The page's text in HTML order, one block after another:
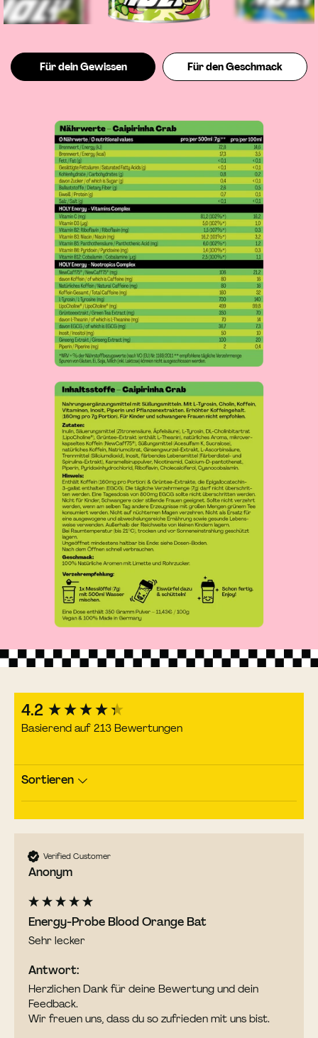
Für dein Gewissen Für den Geschmack
4.2
Basierend auf 213 Bewertungen
Sortieren
Verified Customer
Anonym
Energy-Probe Blood Orange Bat
Sehr lecker
Antwort:
Herzlichen Dank für deine Bewertung und dein
Feedback.
Wir freuen uns, dass du so zufrieden mit uns bist.
New content loaded